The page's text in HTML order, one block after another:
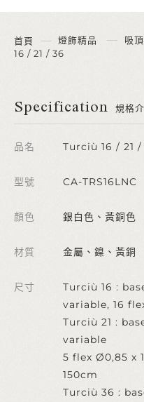
首頁 燈飾精品 吸
16 / 21 / 36
Specification 規格
品名 Turciù 16 / 21 /
型號 CA-TRS16LNC
顏色 銀白色、黃銅色
材質 金屬、鎳、黃銅
尺寸
Turciù 16 :
variable, 16
Turciù 21 :
variable
5 flex Ø0,85 x
150cm
Turciù 36 :